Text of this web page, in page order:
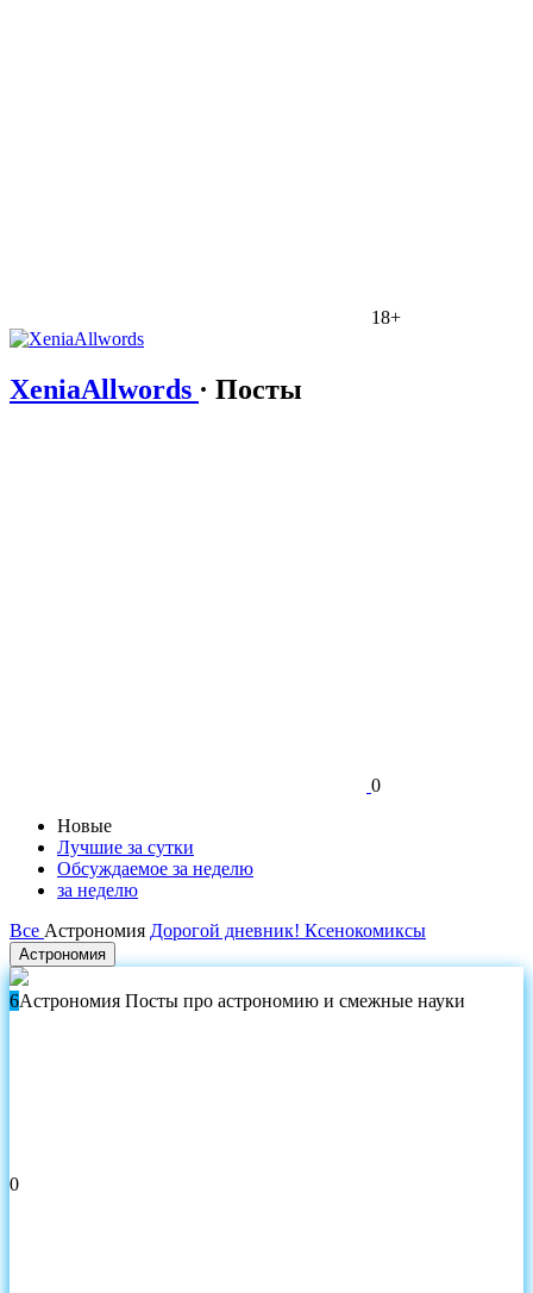
18+
XeniaAllwords · Посты
0
Новые
Лучшие за сутки
Обсуждаемое за неделю
за неделю
Все Астрономия Дорогой дневник! Ксенокомиксы
Астрономия
6Астрономия Посты про астрономию и смежные науки
0